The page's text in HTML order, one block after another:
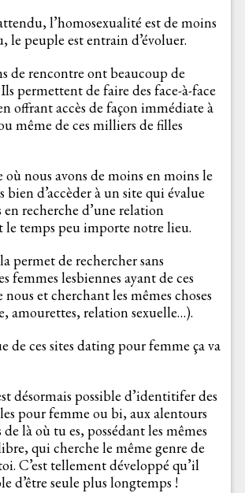
l’homosexualité est de moins
le peuple est entrain d’évoluer.
de rencontre ont beaucoup de
permettent de faire des face-à-face
offrant accès de façon immédiate à
même de ces milliers de filles
nous avons de moins en moins le
bien d’accèder à un site qui évalue
en recherche d’une relation
temps peu importe notre lieu.
permet de rechercher sans
femmes lesbiennes ayant de ces
et cherchant les mêmes choses
amourettes, relation sexuelle…).
de ces sites dating pour femme ça va
désormais possible d’identitifer des
pour femme ou bi, aux alentours
là où tu es, possédant les mêmes
qui cherche le même genre de
C’est tellement développé qu’il
d’être seule plus longtemps !